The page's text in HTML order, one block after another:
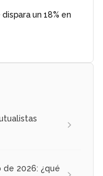
un 18% en
de 2026: ¿qué